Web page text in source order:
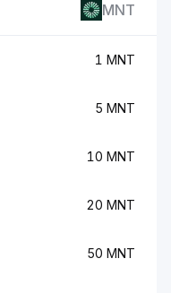
MNT
1 MNT
5 MNT
10 MNT
20 MNT
50 MNT